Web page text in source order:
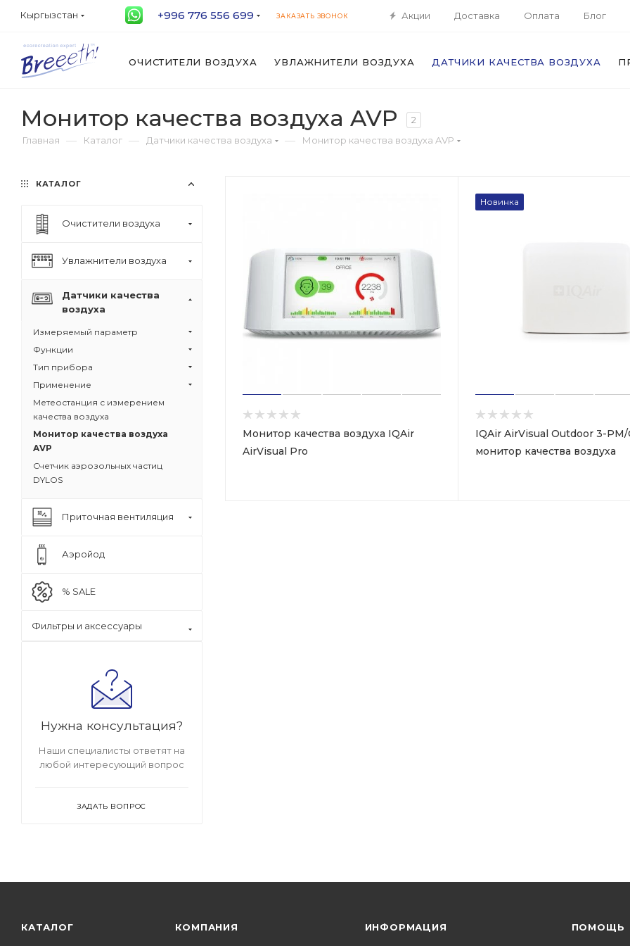
Кыргызстан +996 776 556 699 ЗАКАЗАТЬ ЗВОНОК Акции Доставка Оплата Блог
ОЧИСТИТЕЛИ ВОЗДУХА УВЛАЖНИТЕЛИ ВОЗДУХА ДАТЧИКИ КАЧЕСТВА ВОЗДУХА
Монитор качества воздуха AVP
2
Главная
— Каталог — Датчики качества воздуха — Монитор качества воздуха AVP
Монитор качества воздуха IQAir
AirVisual Pro
Новинка
IQAir AirVisual Outdoor 3-PM/
монитор качества воздуха
КАТАЛОГ
Очистители воздуха
Увлажнители воздуха
Датчики качества
воздуха
Измеряемый параметр
Функции
Тип прибора
Применение
Метеостанция с измерением
качества воздуха
Монитор качества воздуха
AVP
Счетчик аэрозольных частиц
DYLOS
Приточная вентиляция
Аэройод
% SALE
Фильтры и аксессуары
Нужна консультация?
Наши специалисты ответят на
любой интересующий вопрос
ЗАДАТЬ ВОПРОС
КАТАЛОГ КОМПАНИЯ ИНФОРМАЦИЯ ПОМОЩЬ